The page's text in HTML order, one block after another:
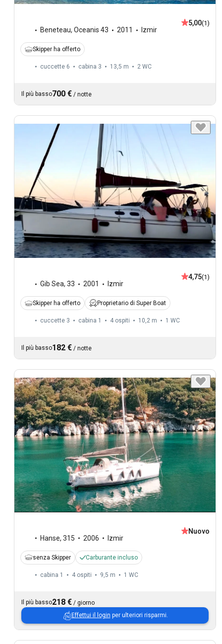
Beneteau, Oceanis 43 2011 Izmir
5,00(1)
Skipper ha offerto
cuccette 6 cabina 3 13,5 m 2 WC
Il più basso700 € / notte
Gib Sea, 33 2001 Izmir
4,75(1)
Skipper ha offerto Proprietario di Super Boat
cuccette 3 cabina 1 4 ospiti 10,2 m 1 WC
Il più basso182 € / notte
Hanse, 315 2006 Izmir
Nuovo
senza Skipper Carburante incluso
cabina 1 4 ospiti 9,5 m 1 WC
Il più basso218 € / giorno
Effettui il login per ulteriori risparmi.